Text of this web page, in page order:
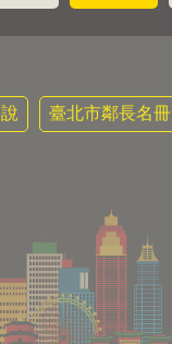
臺北市鄰長名冊